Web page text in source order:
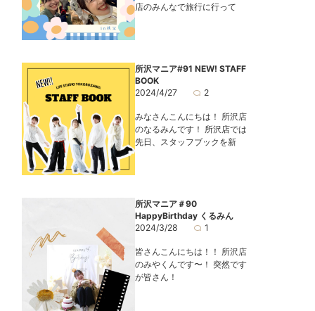
店のみんなで旅行に行って
所沢マニア#91 NEW! STAFF
BOOK
2024/4/27
2
みなさんこんにちは！ 所沢店
のなるみんです！ 所沢店では
先日、スタッフブックを新
所沢マニア＃90
HappyBirthday くるみん
2024/3/28
1
皆さんこんにちは！！ 所沢店
のみやくんです〜！ 突然です
が皆さん！